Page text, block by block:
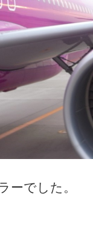
ーでした。